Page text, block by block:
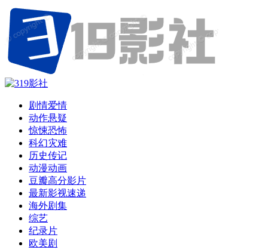
剧情爱情
动作悬疑
惊悚恐怖
科幻灾难
历史传记
动漫动画
豆瓣高分影片
最新影视速递
海外剧集
综艺
纪录片
欧美剧